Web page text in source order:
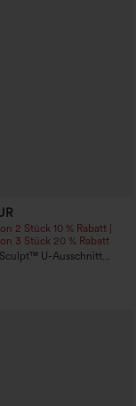
2 Stück 10 % Rabatt |
3 Stück 20 % Rabatt
U-Ausschnitt
Tanktop mit
und Tasche